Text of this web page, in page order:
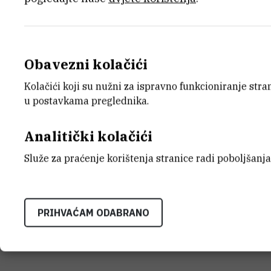
mmesic@irb.hr
Zavod
Obavezni kolačići
Kolačići koji su nužni za ispravno funkcioniranje
u postavkama preglednika.
Analitički kolačići
Služe za praćenje korištenja stranice radi
PRIHVAĆAM ODABRANO